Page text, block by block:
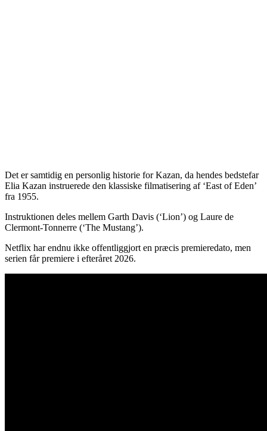
Det er samtidig en personlig historie for Kazan, da hendes bedstefar
Elia Kazan instruerede den klassiske filmatisering af ‘East of Eden’
fra 1955.
Instruktionen deles mellem Garth Davis (‘Lion’) og Laure de
Clermont-Tonnerre (‘The Mustang’).
Netflix har endnu ikke offentliggjort en præcis premieredato, men
serien får premiere i efteråret 2026.